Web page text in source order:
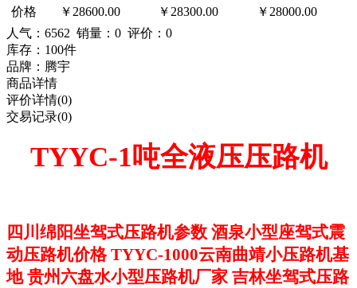
价格
￥28600.00 ￥28300.00
￥28000.00
人气： 6562 销量：0 评价：0
库存：100件
品牌：腾宇
商品详情
评价详情(0)
交易记录(0)
TYYC-1吨全液压压路机
四川绵阳坐驾式压路机参数 酒泉小型座驾式震
动压路机价格 TYYC-1000云南曲靖小压路机基
地 贵州六盘水小型压路机厂家 吉林坐驾式压路